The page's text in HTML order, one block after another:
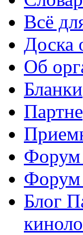
Всё
Доска
Об
Бланки
Форум
Блог